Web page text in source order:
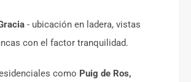
- ubicación en ladera, vistas
con el factor tranquilidad.
como Puig de Ros,